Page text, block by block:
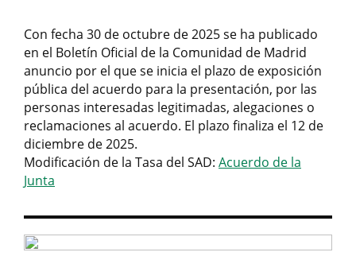
Con fecha 30 de octubre de 2025 se ha publicado
en el Boletín Oficial de la Comunidad de Madrid
anuncio por el que se inicia el plazo de exposición
pública del acuerdo para la presentación, por las
personas interesadas legitimadas, alegaciones o
reclamaciones al acuerdo. El plazo finaliza el 12 de
diciembre de 2025.
Modificación de la Tasa del SAD: Acuerdo de la
Junta